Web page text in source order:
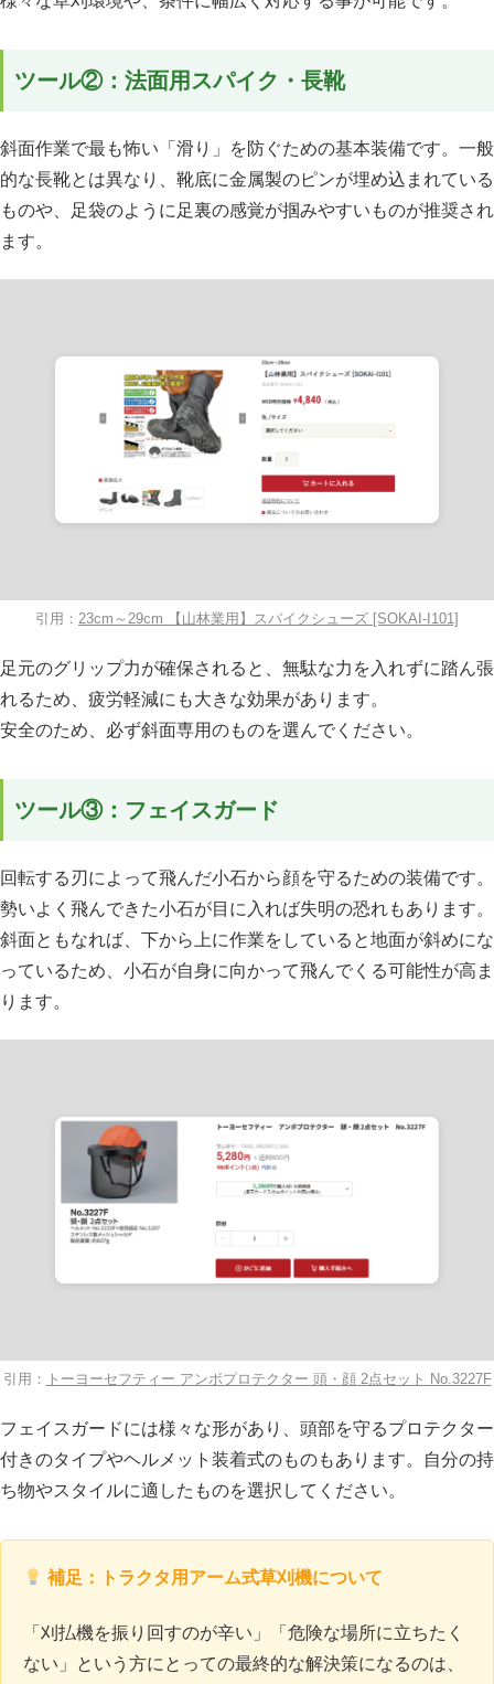
ツール②：法面用スパイク・長靴
斜面作業で最も怖い「滑り」を防ぐための基本装備です。一般
的な長靴とは異なり、靴底に金属製のピンが埋め込まれている
ものや、足袋のように足裏の感覚が掴みやすいものが推奨され
ます。
引用： 23cm～29cm 【山林業用】スパイクシューズ [SOKAI-I101]
足元のグリップ力が確保されると、無駄な力を入れずに踏ん張
れるため、疲労軽減にも大きな効果があります。
安全のため、必ず斜面専用のものを選んでください。
ツール③：フェイスガード
回転する刃によって飛んだ小石から顔を守るための装備です。
勢いよく飛んできた小石が目に入れば失明の恐れもあります。
斜面ともなれば、下から上に作業をしていると地面が斜めにな
っているため、小石が自身に向かって飛んでくる可能性が高ま
ります。
引用： トーヨーセフティー アンボプロテクター 頭・顔 2点セット No.3227F
フェイスガードには様々な形があり、頭部を守るプロテクター
付きのタイプやヘルメット装着式のものもあります。自分の持
ち物やスタイルに適したものを選択してください。
補足：トラクタ用アーム式草刈機について
「刈払機を振り回すのが辛い」「危険な場所に立ちたく
ない」という方にとっての最終的な解決策になるのは、